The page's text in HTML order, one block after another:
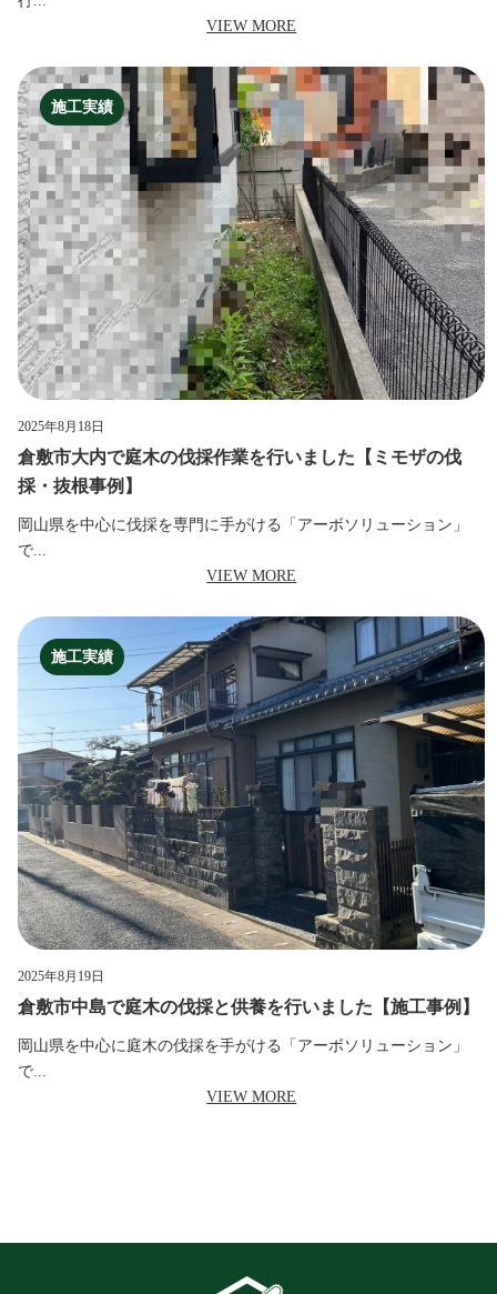
VIEW MORE
施工実績
2025年8月18日
倉敷市大内で庭木の伐採作業を行いました【ミモザの伐
採・抜根事例】
岡山県を中心に伐採を専門に手がける「アーボソリューション」
で...
VIEW MORE
施工実績
2025年8月19日
倉敷市中島で庭木の伐採と供養を行いました【施工事例】
岡山県を中心に庭木の伐採を手がける「アーボソリューション」
で...
VIEW MORE